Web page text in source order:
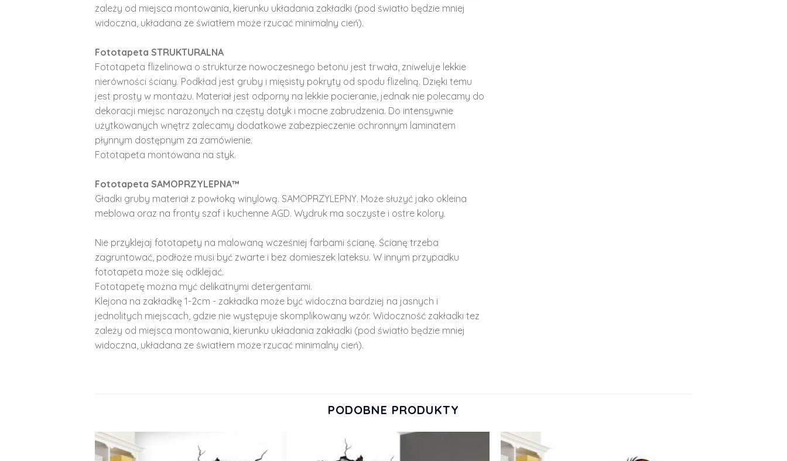
zależy od miejsca montowania, kierunku układania zakładki (pod światło będzie mniej
widoczna, układana ze światłem może rzucać minimalny cień).
Fototapeta STRUKTURALNA
Fototapeta flizelinowa o strukturze nowoczesnego betonu jest trwała, zniweluje lekkie
nierówności ściany. Podkład jest gruby i mięsisty pokryty od spodu flizeliną. Dzięki temu
jest prosty w montażu. Materiał jest odporny na lekkie pocieranie, jednak nie polecamy do
dekoracji miejsc narażonych na częsty dotyk i mocne zabrudzenia. Do intensywnie
użytkowanych wnętrz zalecamy dodatkowe zabezpieczenie ochronnym laminatem
płynnym dostępnym za zamówienie.
Fototapeta montowana na styk.
Fototapeta SAMOPRZYLEPNA™
Gładki gruby materiał z powłoką winylową. SAMOPRZYLEPNY. Może służyć jako okleina
meblowa oraz na fronty szaf i kuchenne AGD. Wydruk ma soczyste i ostre kolory.
Nie przyklejaj fototapety na malowaną wcześniej farbami ścianę. Ścianę trzeba
zagruntować, podłoże musi być zwarte i bez domieszek lateksu. W innym przypadku
fototapeta może się odklejać.
Fototapetę można myć delikatnymi detergentami.
Klejona na zakładkę 1-2cm - zakładka może być widoczna bardziej na jasnych i
jednolitych miejscach, gdzie nie występuje skomplikowany wzór. Widoczność zakładki tez
zależy od miejsca montowania, kierunku układania zakładki (pod światło będzie mniej
widoczna, układana ze światłem może rzucać minimalny cień).
PODOBNE PRODUKTY